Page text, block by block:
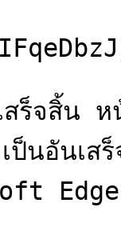
เสร็จสิ้
นอันเส